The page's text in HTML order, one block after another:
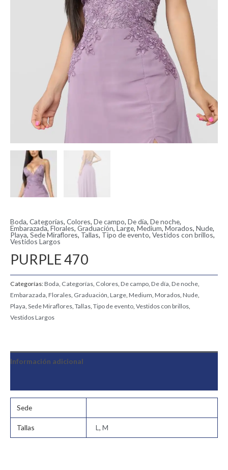
Boda, Categorías, Colores, De campo, De día, De noche,
Embarazada, Florales, Graduación, Large, Medium, Morados, Nude,
Playa, Sede Miraflores, Tallas, Tipo de evento, Vestidos con brillos,
Vestidos Largos
PURPLE 470
Categorías:Boda, Categorías, Colores, De campo, De día, De noche,
Embarazada, Florales, Graduación, Large, Medium, Morados, Nude,
Playa, Sede Miraflores, Tallas, Tipo de evento, Vestidos con brillos,
Vestidos Largos
Información adicional
Sede
Tallas L,M